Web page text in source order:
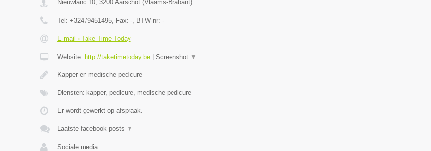
Nieuwland 10, 3200 Aarschot(Vlaams-Brabant)
Tel: +32479451495, Fax: -, BTW-nr: -
E-mail › Take Time Today
Website: http://taketimetoday.be| Screenshot ▼
Kapper en medische pedicure
Diensten: kapper, pedicure, medische pedicure
Er wordt gewerkt op afspraak.
Laatste facebook posts ▼
Sociale media: